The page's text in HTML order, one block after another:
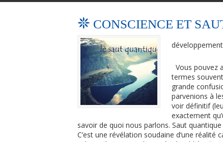
CONSCIENCE ET
Vous pouvez
termes
grande
parvenions à
voir définitif
exactement
savoir de quoi nous parlons. Saut
C’est une révélation soudaine d’une